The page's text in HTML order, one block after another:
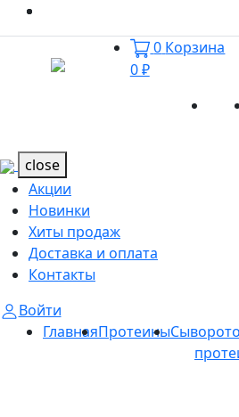
0 Корзина
0 ₽
close
Акции
Новинки
Хиты продаж
Доставка и оплата
Контакты
Войти
ГлавнаяПротеины